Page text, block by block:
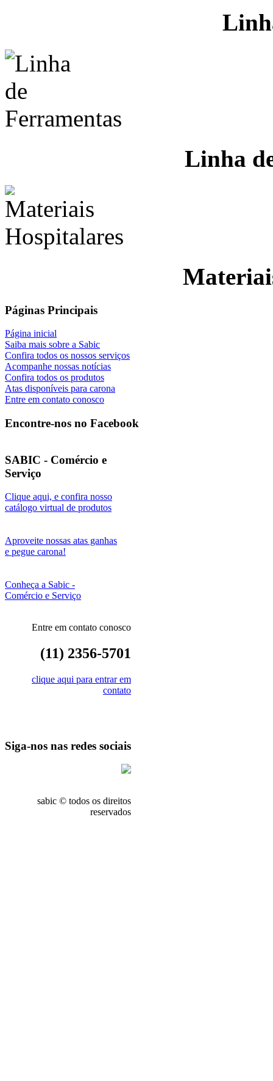
Linha
Páginas Principais
Página inicial
Saiba mais sobre a Sabic
Confira todos os nossos serviços
Acompanhe nossas notícias
Confira todos os produtos
Atas disponíveis para carona
Entre em contato conosco
Encontre-nos no Facebook
SABIC - Comércio e
Serviço
Clique aqui, e confira nosso
catálogo virtual de produtos
Aproveite nossas atas ganhas
e pegue carona!
Conheça a Sabic -
Comércio e Serviço
Entre em contato conosco
(11) 2356-5701
clique aqui para entrar em
contato
Siga-nos nas redes sociais
sabic © todos os direitos
reservados